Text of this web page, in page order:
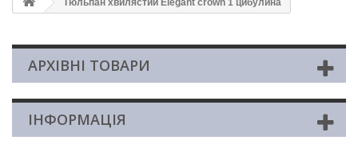
Тюльпан хвилястий Elegant crown 1 цибулина
АРХІВНІ ТОВАРИ
ІНФОРМАЦІЯ